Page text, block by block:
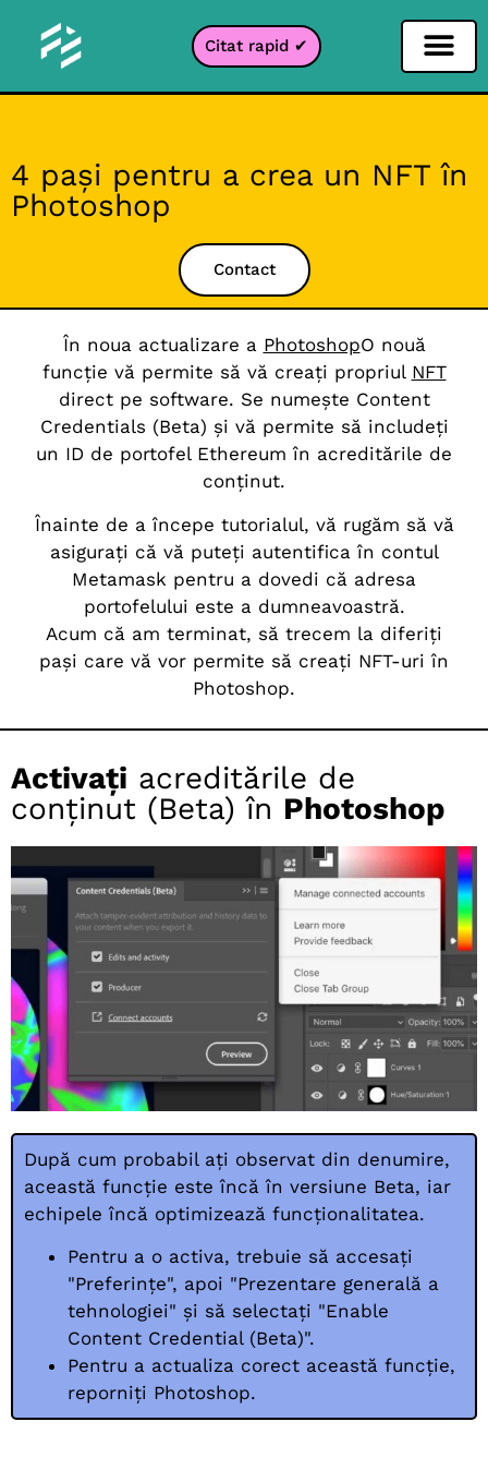
Citat rapid ✔
4 pași pentru a crea un NFT în
Photoshop
Contact
În noua actualizare a PhotoshopO nouă
funcție vă permite să vă creați propriul NFT
direct pe software. Se numește Content
Credentials (Beta) și vă permite să includeți
un ID de portofel Ethereum în acreditările de
conținut.
Înainte de a începe tutorialul, vă rugăm să vă
asigurați că vă puteți autentifica în contul
Metamask pentru a dovedi că adresa
portofelului este a dumneavoastră.
Acum că am terminat, să trecem la diferiți
pași care vă vor permite să creați NFT-uri în
Photoshop.
Activați acreditările de
conținut (Beta) în Photoshop
După cum probabil ați observat din denumire,
această funcție este încă în versiune Beta, iar
echipele încă optimizează funcționalitatea.
Pentru a o activa, trebuie să accesați
"Preferințe", apoi "Prezentare generală a
tehnologiei" și să selectați "Enable
Content Credential (Beta)".
Pentru a actualiza corect această funcție,
reporniți Photoshop.